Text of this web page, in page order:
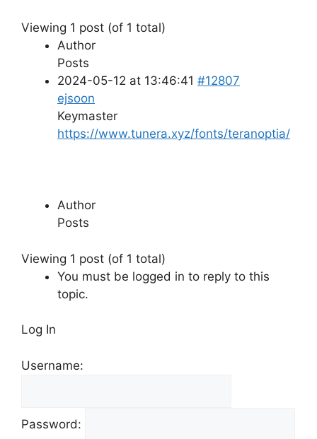
Viewing 1 post (of 1 total)
Author
Posts
2024-05-12 at 13:46:41 #12807
ejsoon
Keymaster
https://www.tunera.xyz/fonts/teranoptia/
Author
Posts
Viewing 1 post (of 1 total)
You must be logged in to reply to this
topic.
Log In
Username:
Password: